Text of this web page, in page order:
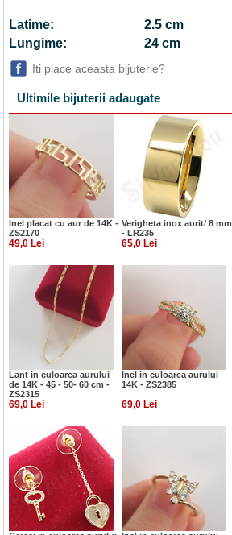
Latime:
2.5 cm
Lungime:
24 cm
Iti place aceasta bijuterie?
Ultimile bijuterii adaugate
Inel placat cu aur de 14K -
ZS2170
Verigheta inox aurit/ 8 mm
- LR235
49,0 Lei 65,0 Lei
Lant in culoarea aurului
de 14K - 45 - 50- 60 cm -
ZS2315
Inel in culoarea aurului
14K - ZS2385
69,0 Lei 69,0 Lei